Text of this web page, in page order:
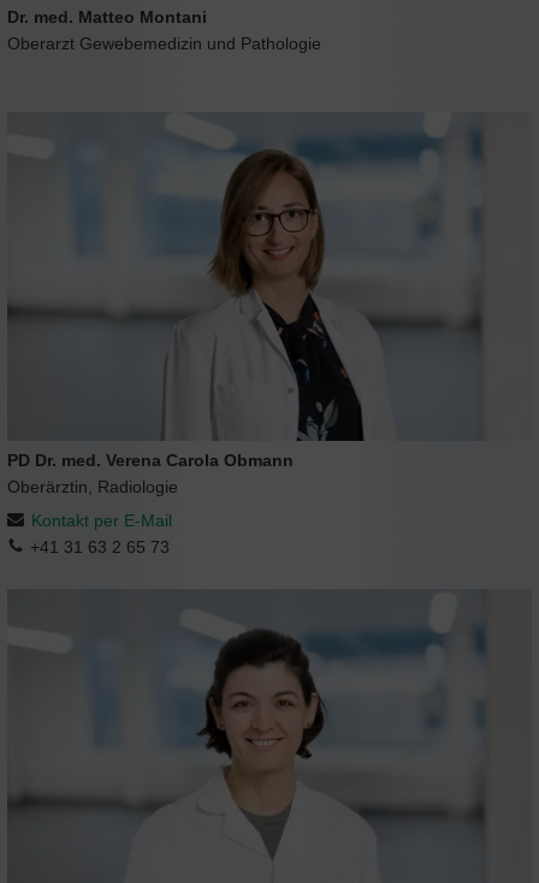
Dr. med. Matteo Montani
Oberarzt Gewebemedizin und Pathologie
PD Dr. med. Verena Carola Obmann
Oberärztin, Radiologie
Kontakt per E-Mail
+41 31 63 2 65 73